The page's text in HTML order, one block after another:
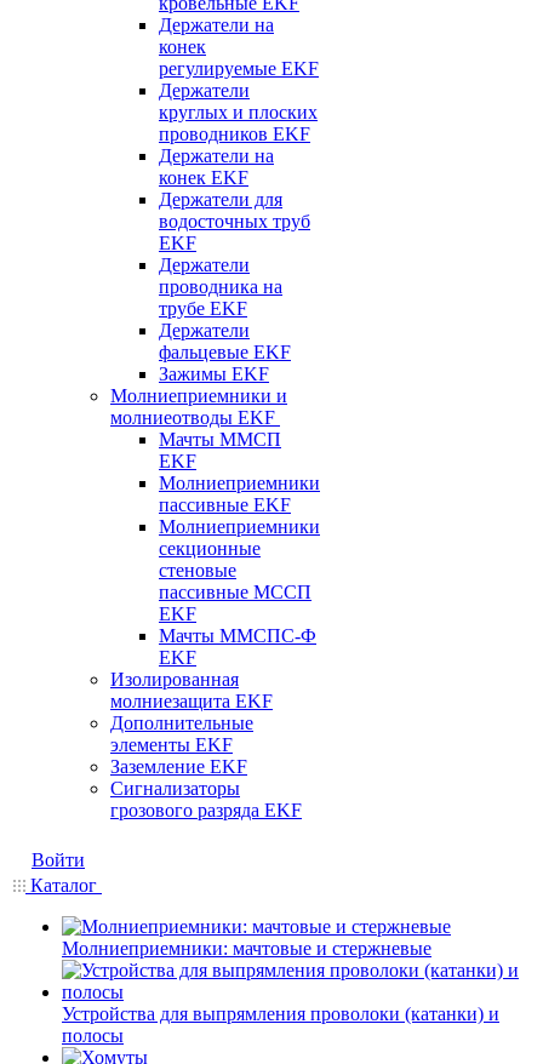
Держатели на
конек
регулируемые EKF
Держатели
круглых и плоских
проводников EKF
Держатели на
конек EKF
Держатели для
водосточных труб
EKF
Держатели
проводника на
трубе EKF
Держатели
фальцевые EKF
Зажимы EKF
Молниеприемники и
молниеотводы EKF
Мачты ММСП
EKF
Молниеприемники
пассивные EKF
Молниеприемники
секционные
стеновые
пассивные МССП
EKF
Мачты ММСПС-Ф
EKF
Изолированная
молниезащита EKF
Дополнительные
элементы EKF
Заземление EKF
Сигнализаторы
грозового разряда EKF
Войти
Каталог
Молниеприемники: мачтовые и стержневые
Устройства для выпрямления проволоки (катанки) и
полосы